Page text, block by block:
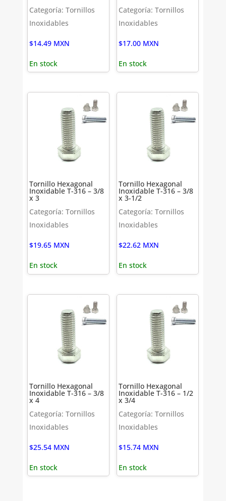
Categoría: Tornillos
Inoxidables
$14.49 MXN
En stock
Categoría: Tornillos
Inoxidables
$17.00 MXN
En stock
Tornillo Hexagonal
Inoxidable T-316 – 3/8
x 3
Categoría: Tornillos
Inoxidables
$19.65 MXN
En stock
Tornillo Hexagonal
Inoxidable T-316 – 3/8
x 3-1/2
Categoría: Tornillos
Inoxidables
$22.62 MXN
En stock
Tornillo Hexagonal
Inoxidable T-316 – 3/8
x 4
Categoría: Tornillos
Inoxidables
$25.54 MXN
En stock
Tornillo Hexagonal
Inoxidable T-316 – 1/2
x 3/4
Categoría: Tornillos
Inoxidables
$15.74 MXN
En stock